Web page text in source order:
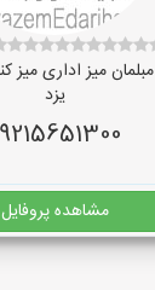
مبلمان میز اداری میز
یزد
مشاهده پروفایل